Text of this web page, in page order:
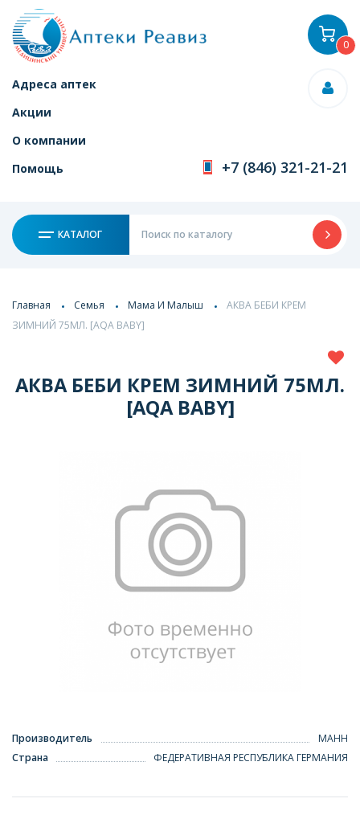
Адреса аптек
Акции
О компании
Помощь
+7 (846) 321-21-21
КАТАЛОГ
0
Главная Семья Мама И Малыш
АКВА БЕБИ КРЕМ
ЗИМНИЙ 75МЛ. [AQA BABY]
АКВА БЕБИ КРЕМ ЗИМНИЙ 75МЛ.
[AQA BABY]
Производитель
МАНН
Страна
ФЕДЕРАТИВНАЯ РЕСПУБЛИКА ГЕРМАНИЯ